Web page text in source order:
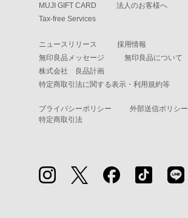
MUJI GIFT CARD
法人のお客様へ
Tax-free Services
ニュースリリース
採用情報
無印良品メッセージ
無印良品について
株式会社 良品計画
特定商取引法に関する表示・利用規約等
プライバシーポリシー
外部送信ポリシー
特定商取引法